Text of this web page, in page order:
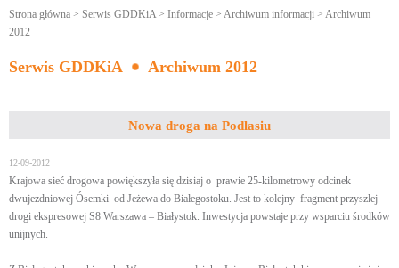
Strona główna > Serwis GDDKiA> Informacje > Archiwum informacji > Archiwum
2012
Serwis GDDKiA Archiwum 2012
Nowa droga na Podlasiu
12-09-2012
Krajowa sieć drogowa powiększyła się dzisiaj o prawie 25-kilometrowy odcinek
dwujezdniowej Ósemki od Jeżewa do Białegostoku. Jest to kolejny fragment przyszłej
drogi ekspresowej S8 Warszawa – Białystok. Inwestycja powstaje przy wsparciu środków
unijnych.